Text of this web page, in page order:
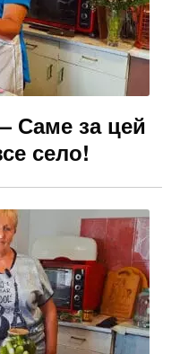
Саме за цей
село!